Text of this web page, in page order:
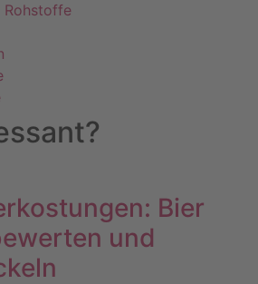
Rohstoffe
Bier
und